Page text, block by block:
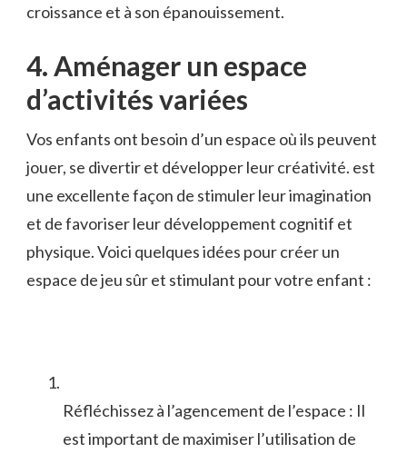
croissance et à son épanouissement.
4. Aménager un espace
d’activités variées
Vos enfants ont besoin d’un ‌espace où ils peuvent
jouer,⁢ se divertir et développer leur créativité. est
une excellente ⁤façon de stimuler leur⁢ imagination
et de ‍favoriser leur développement cognitif et
physique. Voici quelques idées pour créer un​
espace de jeu sûr et stimulant‍ pour votre enfant :
Réfléchissez ⁢à ⁢l’agencement de ‍l’espace : Il
est ⁣important de ‌maximiser ⁣l’utilisation ⁤de